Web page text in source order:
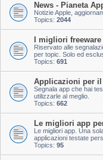
News - Pianeta
Notizie Apple,
Topics: 2044
I migliori
Riservato alle
per topic. Solo ed
Topics: 691
Applicazioni per
Segnala app che hai
utilizzarle al meglio.
Topics: 662
Le migliori app
Le migliori app. Una
applicazioni testate
Topics: 95